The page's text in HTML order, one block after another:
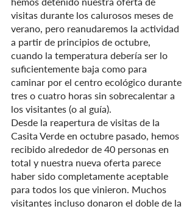
visitas durante los calurosos meses de
verano, pero reanudaremos la actividad
a partir de principios de octubre,
cuando la temperatura debería ser lo
suficientemente baja como para
caminar por el centro ecológico durante
tres o cuatro horas sin sobrecalentar a
los visitantes (o al guía).
Desde la reapertura de visitas de la
Casita Verde en octubre pasado, hemos
recibido alrededor de 40 personas en
total y nuestra nueva oferta parece
haber sido completamente aceptable
para todos los que vinieron. Muchos
visitantes incluso donaron el doble de la